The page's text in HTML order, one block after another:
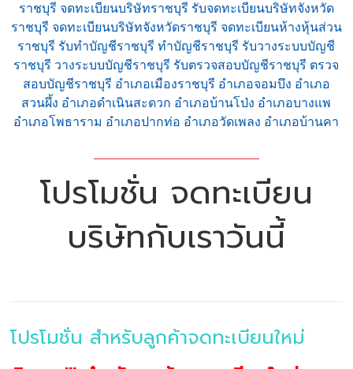
ราชบุรี จดทะเบียนบริษัทราชบุรี รับจดทะเบียนบริษัทจังหวัด
ราชบุรี จดทะเบียนบริษัทจังหวัดราชบุรี จดทะเบียนห้างหุ้นส่วน
ราชบุรี รับทำบัญชีราชบุรี ทำบัญชีราชบุรี รับวางระบบบัญชี
ราชบุรี วางระบบบัญชีราชบุรี รับตรวจสอบบัญชีราชบุรี ตรวจ
สอบบัญชีราชบุรี อำเภอเมืองราชบุรี อำเภอจอมบึง อำเภอ
สวนผึ้ง อำเภอดำเนินสะดวก อำเภอบ้านโป่ง อำเภอบางแพ
อำเภอโพธาราม อำเภอปากท่อ อำเภอวัดเพลง อำเภอบ้านคา
โปรโมชั่น จดทะเบียน
บริษัทกับเราวันนี้
โปรโมชั่น สำหรับลูกค้าจดทะเบียนใหม่